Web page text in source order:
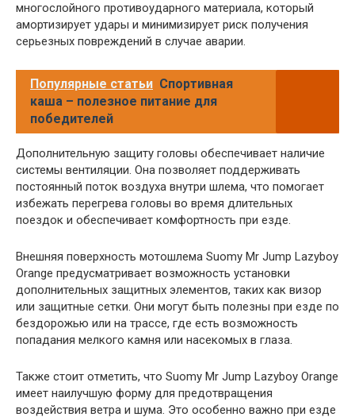
многослойного противоударного материала, который
амортизирует удары и минимизирует риск получения
серьезных повреждений в случае аварии.
Популярные статьи Спортивная
каша – полезное питание для
победителей
Дополнительную защиту головы обеспечивает наличие
системы вентиляции. Она позволяет поддерживать
постоянный поток воздуха внутри шлема, что помогает
избежать перегрева головы во время длительных
поездок и обеспечивает комфортность при езде.
Внешняя поверхность мотошлема Suomy Mr Jump Lazyboy
Orange предусматривает возможность установки
дополнительных защитных элементов, таких как визор
или защитные сетки. Они могут быть полезны при езде по
бездорожью или на трассе, где есть возможность
попадания мелкого камня или насекомых в глаза.
Также стоит отметить, что Suomy Mr Jump Lazyboy Orange
имеет наилучшую форму для предотвращения
воздействия ветра и шума. Это особенно важно при езде